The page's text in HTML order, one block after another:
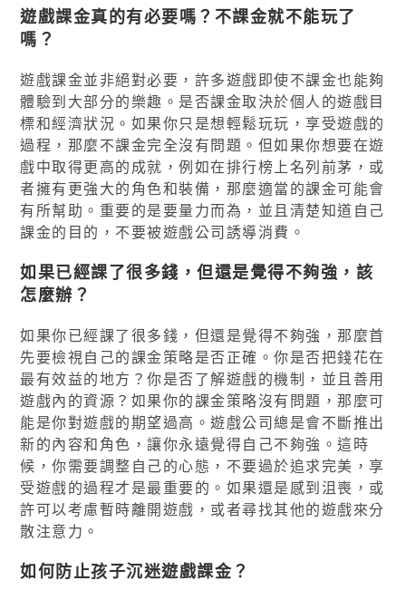
遊戲課金真的有必要嗎？不課金就不能玩了
嗎？
遊戲課金並非絕對必要，許多遊戲即使不課金也能夠
體驗到大部分的樂趣。是否課金取決於個人的遊戲目
標和經濟狀況。如果你只是想輕鬆玩玩，享受遊戲的
過程，那麼不課金完全沒有問題。但如果你想要在遊
戲中取得更高的成就，例如在排行榜上名列前茅，或
者擁有更強大的角色和裝備，那麼適當的課金可能會
有所幫助。重要的是要量力而為，並且清楚知道自己
課金的目的，不要被遊戲公司誘導消費。
如果已經課了很多錢，但還是覺得不夠強，該
怎麼辦？
如果你已經課了很多錢，但還是覺得不夠強，那麼首
先要檢視自己的課金策略是否正確。你是否把錢花在
最有效益的地方？你是否了解遊戲的機制，並且善用
遊戲內的資源？如果你的課金策略沒有問題，那麼可
能是你對遊戲的期望過高。遊戲公司總是會不斷推出
新的內容和角色，讓你永遠覺得自己不夠強。這時
候，你需要調整自己的心態，不要過於追求完美，享
受遊戲的過程才是最重要的。如果還是感到沮喪，或
許可以考慮暫時離開遊戲，或者尋找其他的遊戲來分
散注意力。
如何防止孩子沉迷遊戲課金？